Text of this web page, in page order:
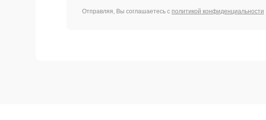
Отправляя, Вы соглашаетесь с политикой конфиденциальности